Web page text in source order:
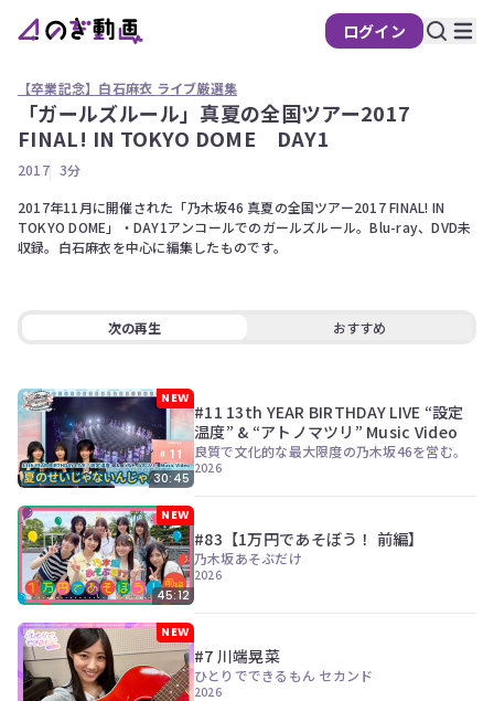
ログイン
の
ぎ
画
有
は、
【卒業記念】白石麻衣 ライブ厳選集
「ガールズルール」真夏の全国ツアー2017
FINAL! IN TOKYO DOME DAY1
2017 3分
2017年11月に開催された「乃木坂46 真夏の全国ツアー2017 FINAL! IN
TOKYO DOME」・DAY1アンコールでのガールズルール。Blu-ray、DVD未
収録。白石麻衣を中心に編集したものです。
次の再生 おすすめ
NEW
30:45
#11 13th YEAR BIRTHDAY LIVE “設定
温度” & “アトノマツリ” Music Video
良質で文化的な最大限度の乃木坂46を営む。
2026
NEW
45:12
#83【1万円であそぼう！ 前編】
乃木坂あそぶだけ
2026
NEW
#7 川端晃菜
ひとりでできるもん セカンド
2026